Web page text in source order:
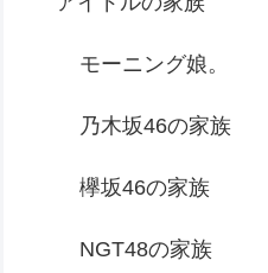
モーニング娘。
乃木坂46の家族
欅坂46の家族
NGT48の家族